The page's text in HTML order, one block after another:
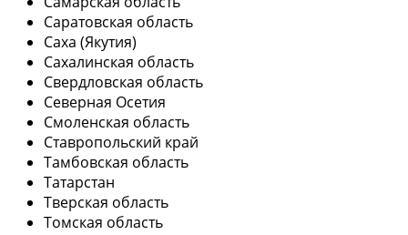
Саратовская область
Саха (Якутия)
Сахалинская область
Свердловская область
Северная Осетия
Смоленская область
Ставропольский край
Тамбовская область
Татарстан
Тверская область
Томская область